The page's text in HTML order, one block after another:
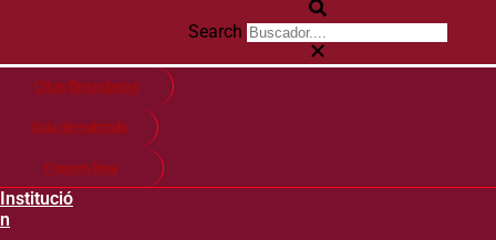
Search
Citas financieras
Guía de matricula
Pago en línea
Institució
n